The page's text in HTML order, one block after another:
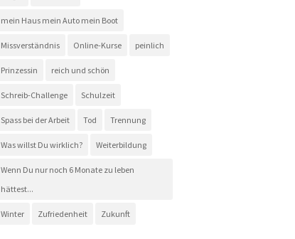
mein Haus mein Auto mein Boot
Missverständnis Online-Kurse peinlich
Prinzessin reich und schön
Schreib-Challenge Schulzeit
Spass bei der Arbeit Tod Trennung
Was willst Du wirklich? Weiterbildung
Wenn Du nur noch 6 Monate zu leben
hättest...
Winter Zufriedenheit Zukunft